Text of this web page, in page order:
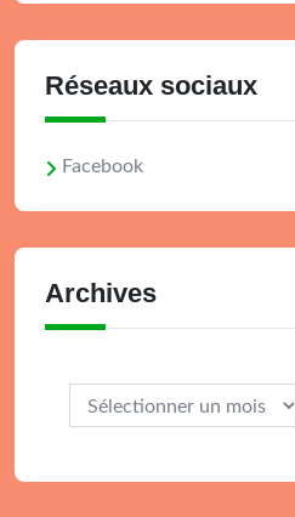
Réseaux sociaux
Facebook
Archives